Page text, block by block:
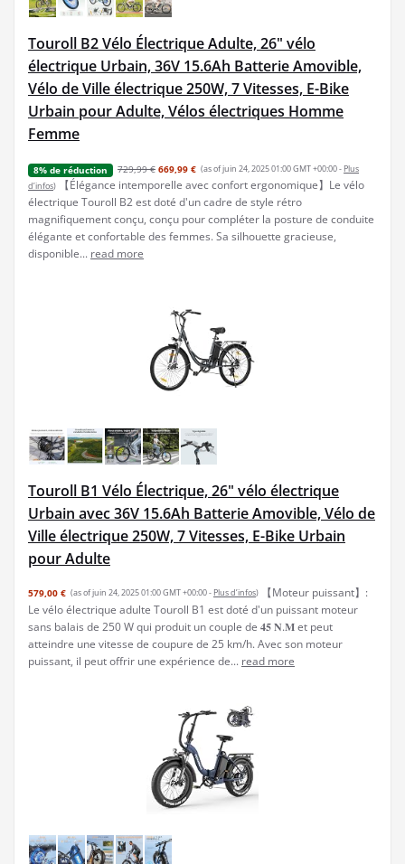
Touroll B2 Vélo Électrique Adulte, 26" vélo
électrique Urbain, 36V 15.6Ah Batterie Amovible,
Vélo de Ville électrique 250W, 7 Vitesses, E-Bike
Urbain pour Adulte, Vélos électriques Homme
Femme
8% de réduction 729,99 € 669,99 € (as of juin 24, 2025 01:00 GMT +00:00 - Plus
d’infos)
【Élégance intemporelle avec confort ergonomique】Le vélo
électrique Touroll B2 est doté d'un cadre de style rétro
magnifiquement conçu, conçu pour compléter la posture de conduite
élégante et confortable des femmes. Sa silhouette gracieuse,
disponible... read more
Touroll B1 Vélo Électrique, 26" vélo électrique
Urbain avec 36V 15.6Ah Batterie Amovible, Vélo de
Ville électrique 250W, 7 Vitesses, E-Bike Urbain
pour Adulte
579,00 € (as of juin 24, 2025 01:00 GMT +00:00 - Plus d’infos)
【Moteur puissant】:
Le vélo électrique adulte Touroll B1 est doté d'un puissant moteur
sans balais de 250 W qui produit un couple de 𝟒𝟓 𝐍.𝐌 et peut
atteindre une vitesse de coupure de 25 km/h. Avec son moteur
puissant, il peut offrir une expérience de... read more